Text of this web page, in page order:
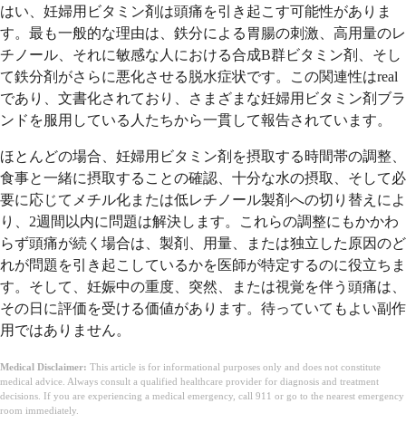
はい、妊婦用ビタミン剤は頭痛を引き起こす可能性がありま
す。最も一般的な理由は、鉄分による胃腸の刺激、高用量のレ
チノール、それに敏感な人における合成B群ビタミン剤、そし
て鉄分剤がさらに悪化させる脱水症状です。この関連性はreal
であり、文書化されており、さまざまな妊婦用ビタミン剤ブラ
ンドを服用している人たちから一貫して報告されています。
ほとんどの場合、妊婦用ビタミン剤を摂取する時間帯の調整、
食事と一緒に摂取することの確認、十分な水の摂取、そして必
要に応じてメチル化または低レチノール製剤への切り替えによ
り、2週間以内に問題は解決します。これらの調整にもかかわ
らず頭痛が続く場合は、製剤、用量、または独立した原因のど
れが問題を引き起こしているかを医師が特定するのに役立ちま
す。そして、妊娠中の重度、突然、または視覚を伴う頭痛は、
その日に評価を受ける価値があります。待っていてもよい副作
用ではありません。
Medical Disclaimer: This article is for informational purposes only and does not constitute
medical advice. Always consult a qualified healthcare provider for diagnosis and treatment
decisions. If you are experiencing a medical emergency, call 911 or go to the nearest emergency
room immediately.